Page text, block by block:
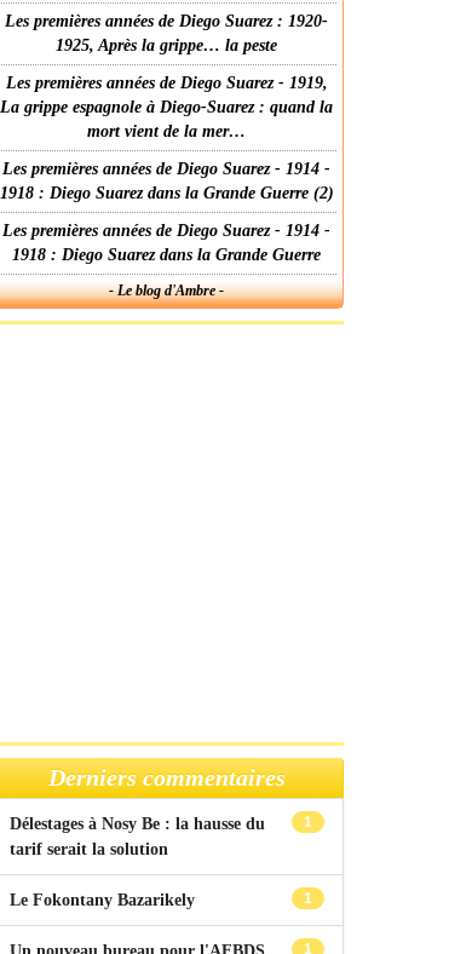
Les premières années de Diego Suarez : 1920-
1925, Après la grippe… la peste
Les premières années de Diego Suarez - 1919,
La grippe espagnole à Diego-Suarez : quand la
mort vient de la mer…
Les premières années de Diego Suarez - 1914 -
1918 : Diego Suarez dans la Grande Guerre (2)
Les premières années de Diego Suarez - 1914 -
1918 : Diego Suarez dans la Grande Guerre
- Le blog d'Ambre -
Derniers commentaires
1
Délestages à Nosy Be : la hausse du
tarif serait la solution
1
Le Fokontany Bazarikely
1